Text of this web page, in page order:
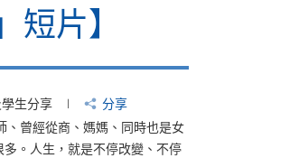
片】
生分享
分享
、曾經從商、媽媽、同時也是女
多。人生，就是不停改變、不停